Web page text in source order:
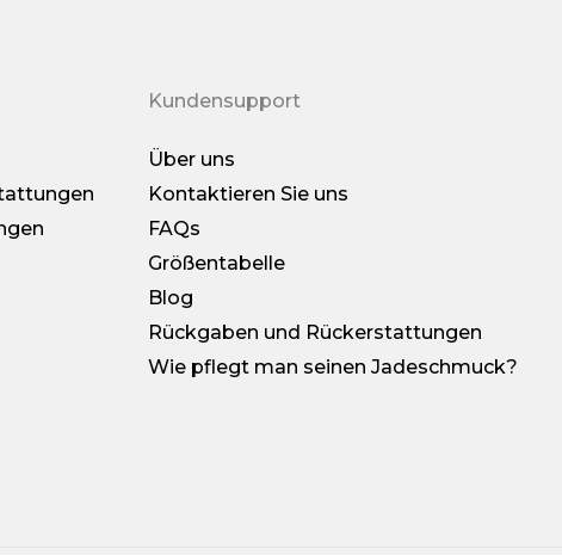
Kundensupport
Über uns
Kontaktieren Sie uns
FAQs
Größentabelle
Blog
Rückgaben und Rückerstattungen
Wie pflegt man seinen Jadeschmuck?